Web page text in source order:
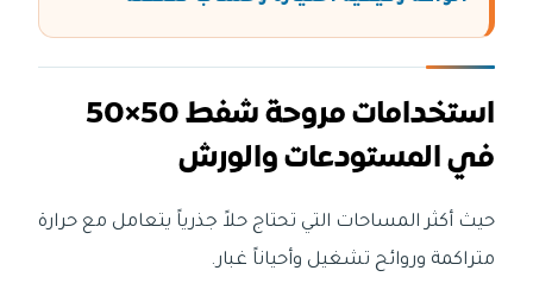
استخدامات مروحة شفط 50×50
في المستودعات والورش
حيث أكثر المساحات التي تحتاج حلاً جذرياً يتعامل مع حرارة
متراكمة وروائح تشغيل وأحياناً غبار.